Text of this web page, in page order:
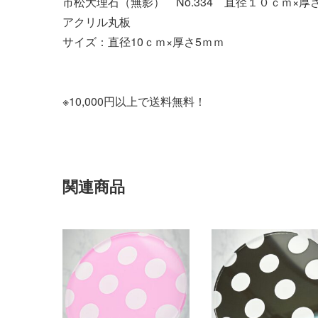
アクリル丸板
サイズ：直径10ｃｍ×厚さ5ｍｍ
※10,000円以上で送料無料！
関連商品